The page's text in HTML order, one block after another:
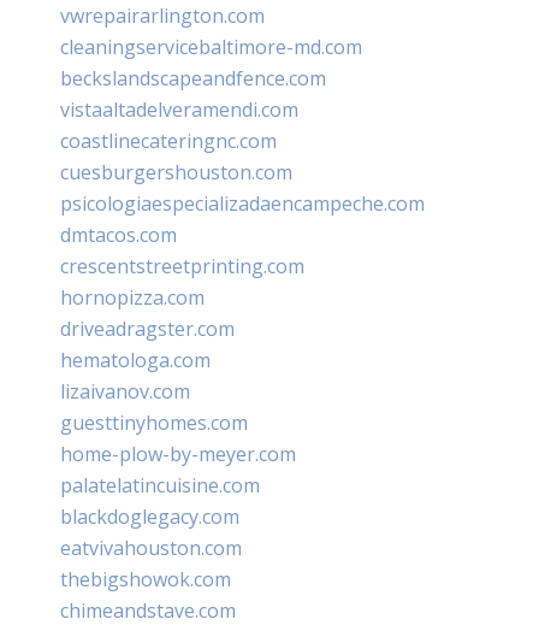
vwrepairarlington.com
cleaningservicebaltimore-md.com
beckslandscapeandfence.com
vistaaltadelveramendi.com
coastlinecateringnc.com
cuesburgershouston.com
psicologiaespecializadaencampeche.com
dmtacos.com
crescentstreetprinting.com
hornopizza.com
driveadragster.com
hematologa.com
lizaivanov.com
guesttinyhomes.com
home-plow-by-meyer.com
palatelatincuisine.com
blackdoglegacy.com
eatvivahouston.com
thebigshowok.com
chimeandstave.com